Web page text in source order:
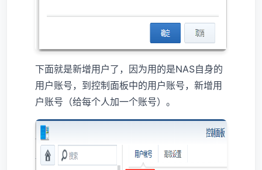
下面就是新增用户了，因为用的是NAS自身的
用户账号，到控制面板中的用户账号，新增用
户账号（给每个人加一个账号）。